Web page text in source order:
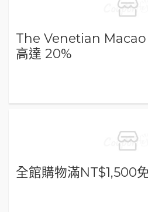
The Venetian Macao
高達 20%
全館購物滿NT$1,500